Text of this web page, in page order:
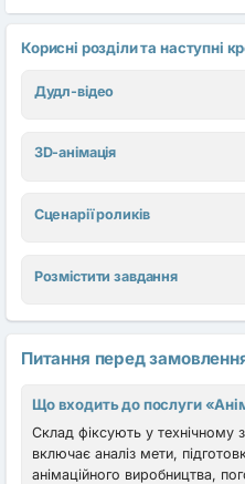
Корисні розділи та наступні
Дудл-відео
3D-анімація
Сценарії роликів
Розмістити завдання
Питання перед
Що входить до послуги
Склад фіксують у технічному
включає аналіз мети,
анімаційного виробництва,